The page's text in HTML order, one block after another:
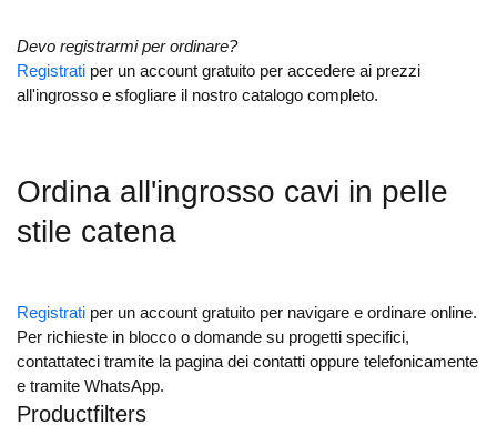
Productfilters
Devo registrarmi per ordinare?
Registrati per un account gratuito per accedere ai prezzi
all'ingrosso e sfogliare il nostro catalogo completo.
Ordina all'ingrosso cavi in pelle
stile catena
Registrati per un account gratuito per navigare e ordinare online.
Per richieste in blocco o domande su progetti specifici,
contattateci tramite la pagina dei contatti oppure telefonicamente
e tramite WhatsApp.